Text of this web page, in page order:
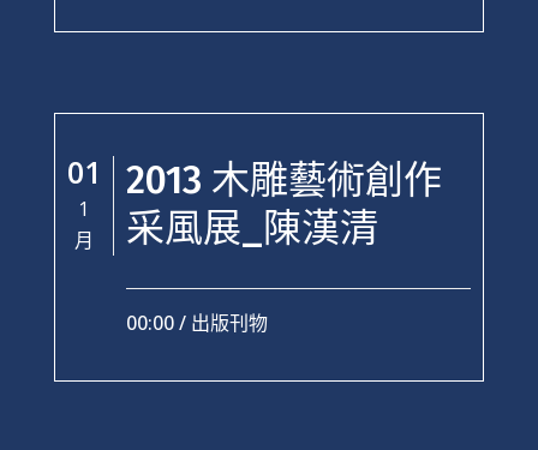
01
1
月
2013 木雕藝術創作
采風展_陳漢清
00:00 / 出版刊物